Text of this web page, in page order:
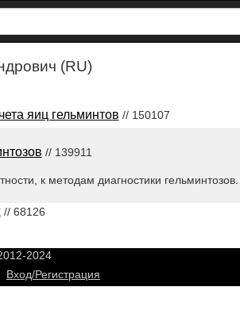
(RU)
яиц гельминтов // 150107
// 139911
к методам диагностики гельминтозов. .
// 68126
2024
Вход/Регистрация